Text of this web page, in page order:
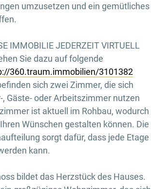
umzusetzen und ein gemütliches
IMMOBILIE JEDERZEIT VIRTUELL
Sie dazu auf folgende
360.traum.immobilien/3101382
sich zwei Zimmer, die sich
Gäste- oder Arbeitszimmer nutzen
ist aktuell im Rohbau, wodurch
Wünschen gestalten können. Die
sorgt dafür, dass jede Etage
kann.
bildet das Herzstück des Hauses.